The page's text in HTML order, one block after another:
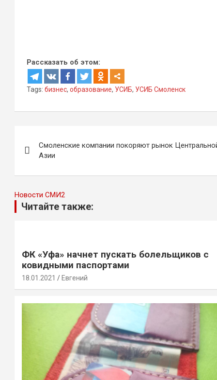
Рассказать об этом:
Tags: бизнес, образование, УСИБ, УСИБ Смоленск
по
записям
Смоленские компании покоряют рынок
Азии
Новости СМИ2
Читайте также:
ФК «Уфа» начнет пускать болельщиков с
ковидными паспортами
18.01.2021 Евгений